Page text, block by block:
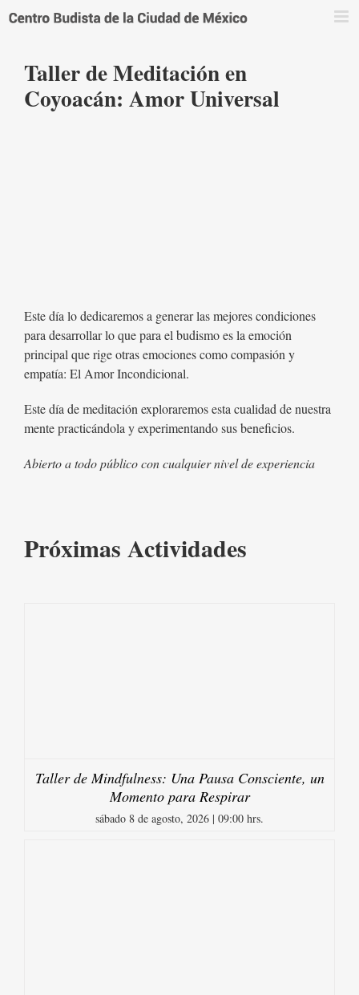
Taller de Meditación en
Coyoacán: Amor Universal
Este día lo dedicaremos a generar las mejores condiciones
para desarrollar lo que para el budismo es la emoción
principal que rige otras emociones como compasión y
empatía: El Amor Incondicional.
Este día de meditación exploraremos esta cualidad de nuestra
mente practicándola y experimentando sus beneficios.
Abierto a todo público con cualquier nivel de experiencia
Próximas Actividades
Taller de Mindfulness: Una Pausa Consciente, un
Momento para Respirar
sábado 8 de agosto, 2026 | 09:00 hrs.